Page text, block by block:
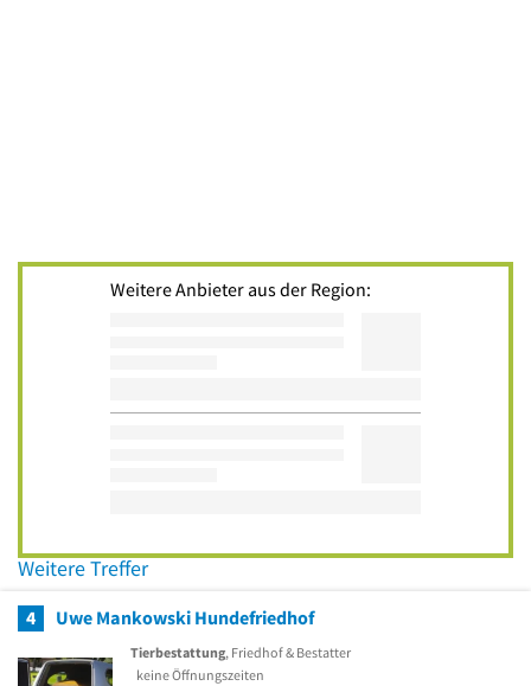
Weitere Anbieter aus der Region:
Weitere Treffer
4 Uwe Mankowski Hundefriedhof
Tierbestattung, Friedhof & Bestatter
keine Öffnungszeiten